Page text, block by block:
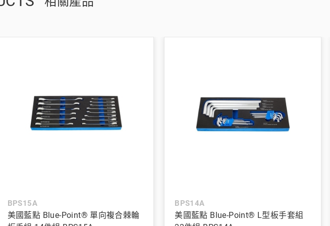
BPS15A
美國藍點 Blue-Point® 單向複合棘輪
BPS14A
美國藍點 Blue-Point® L型板手套組